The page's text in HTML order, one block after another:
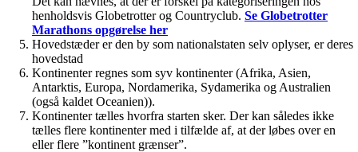
henholdsvis Globetrotter og Countryclub. Se Globetrotter
Marathons opgørelse her
Hovedstæder er den by som nationalstaten selv oplyser, er deres
hovedstad
Kontinenter regnes som syv kontinenter (Afrika, Asien,
Antarktis, Europa, Nordamerika, Sydamerika og Australien
(også kaldet Oceanien)).
Kontinenter tælles hvorfra starten sker. Der kan således ikke
tælles flere kontinenter med i tilfælde af, at der løbes over en
eller flere ”kontinent grænser”.